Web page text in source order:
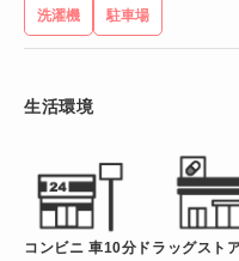
洗濯機 駐車場
生活環境
コンビニ 車10分 ドラッグスト